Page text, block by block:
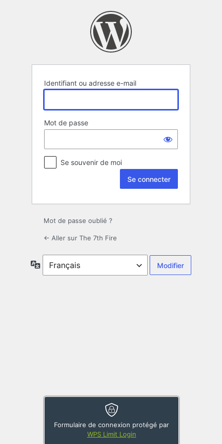
Identifiant ou adresse e-mail
Mot de passe
Formulaire de connexion protégé par
WPS Limit Login
Se souvenir de moi
Mot de passe oublié ?
← Aller sur The 7th Fire
Langue